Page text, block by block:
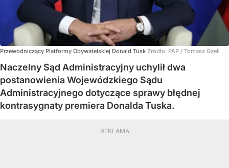
Przewodniczący Platformy Obywatelskiej Donald Tusk Źródło: PAP / Tomasz Gzell
Naczelny Sąd Administracyjny uchylił dwa
postanowienia Wojewódzkiego Sądu
Administracyjnego dotyczące sprawy błędnej
kontrasygnaty premiera Donalda Tuska.